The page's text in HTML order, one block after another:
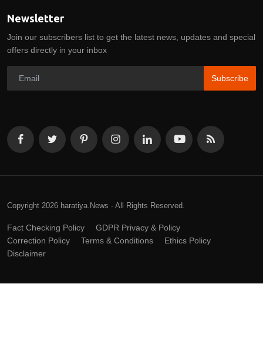
Newsletter
Join our subscribers list to get the latest news, updates and special
offers directly in your inbox
Subscribe
Copyright 2026 haratiya.News - All Rights Reserved.
Fact Checking Policy
GDPR Privacy & Policy
Correction Policy
Terms & Conditions
Ethics Policy
Disclaimer